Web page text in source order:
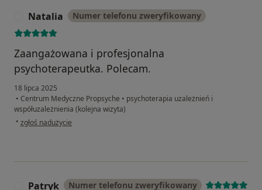
Natalia Numer telefonu zweryfikowany
Zaangażowana i profesjonalna
psychoterapeutka. Polecam.
18 lipca 2025
• Centrum Medyczne Propsyche • psychoterapia uzależnień i
współuzależnienia (kolejna wizyta)
• w opinii użytkownika Natalia
zgłoś nadużycie
Patryk Numer telefonu zweryfikowany